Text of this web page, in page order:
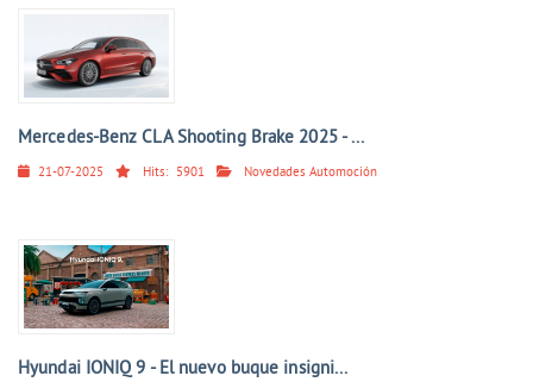
Mercedes-Benz CLA Shooting Brake 2025 - ...
21-07-2025 Hits: 5901 Novedades Automoción
Hyundai IONIQ 9 - El nuevo buque insigni...